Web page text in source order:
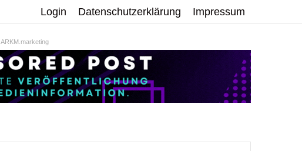
Login Datenschutzerklärung Impressum
ARKM.marketing